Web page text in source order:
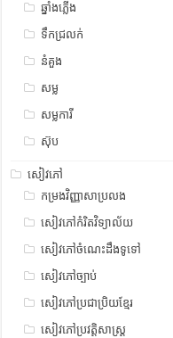
ឆ្នាំងភ្លើង
ទឹកជ្រលក់
នំគួង
សម្ល
សម្លការី
ស៊ុប
សៀវភៅ
កម្រងវិញ្ញាសាប្រលង
សៀវភៅកំរិតវិទ្យាល័យ
សៀវភៅចំណេះដឹងទូទៅ
សៀវភៅច្បាប់
សៀវភៅប្រជាប្រិយខ្មែរ
សៀវភៅប្រវត្តិសាស្រ្ត